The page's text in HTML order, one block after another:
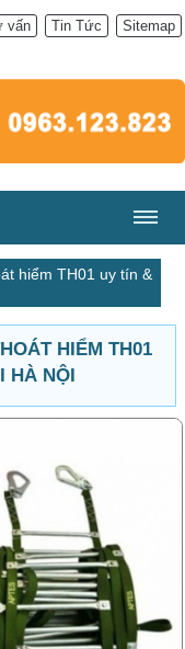
vấn Tin Tức Sitemap
hiểm TH01 uy tín &
HIỂM TH01
HÀ NỘI